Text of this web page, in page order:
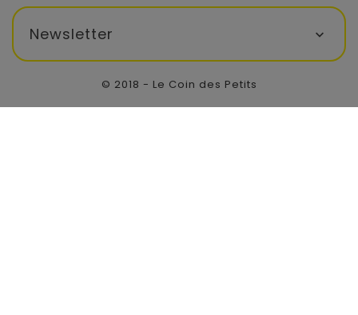
Newsletter 
© 2018 - Le Coin des Petits